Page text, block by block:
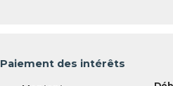
Paiement des intérêts